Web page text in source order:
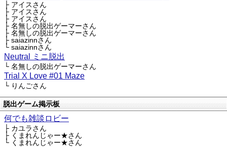
├ アイスさん
├ アイスさん
├ アイスさん
├ 名無しの脱出ゲーマーさん
├ 名無しの脱出ゲーマーさん
├ saiazinnさん
└ saiazinnさん
Neutral ミニ脱出
└ 名無しの脱出ゲーマーさん
Trial X Love #01 Maze
└ りんごさん
脱出ゲーム掲示板
何でも雑談ロビー
├ カユラさん
├ くまれんじゃー★さん
└ くまれんじゃー★さん